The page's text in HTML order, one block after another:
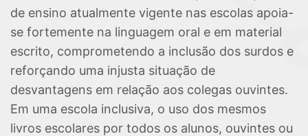
de ensino atualmente vigente nas escolas apoia-
se fortemente na linguagem oral e em material
escrito, comprometendo a inclusão dos surdos e
reforçando uma injusta situação de
desvantagens em relação aos colegas ouvintes.
Em uma escola inclusiva, o uso dos mesmos
livros escolares por todos os alunos, ouvintes ou